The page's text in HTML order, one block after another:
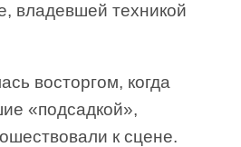
владевшей техникой
восторгом, когда
«подсадкой»,
к сцене.